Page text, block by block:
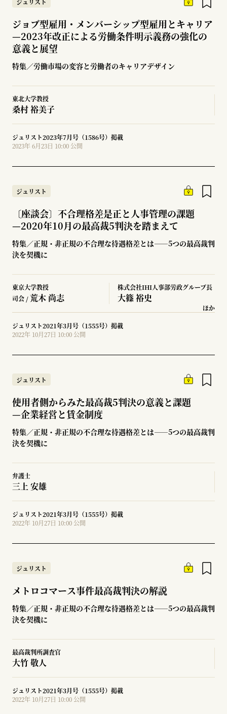
ジョブ型雇用・メンバーシップ型雇用とキャリア
—2023年改正による労働条件明示義務の強化の
意義と展望
特集／労働市場の変容と労働者のキャリアデザイン
東北大学教授
桑村 裕美子
ジュリスト2023年7月号（1586号）掲載
2023年 6月23日 10:00 公開
ジュリスト
〔座談会〕不合理格差是正と人事管理の課題
—2020年10月の最高裁5判決を踏まえて
特集／正規・非正規の不合理な待遇格差とは――5つの最高裁判
決を契機に
東京大学教授
司会 /荒木 尚志
株式会社IHI人事部労政グループ長
大篠 裕史
ほか
ジュリスト2021年3月号（1555号）掲載
2022年 10月27日 10:00 公開
ジュリスト
使用者側からみた最高裁5判決の意義と課題
—企業経営と賃金制度
特集／正規・非正規の不合理な待遇格差とは――5つの最高裁判
決を契機に
弁護士
三上 安雄
ジュリスト2021年3月号（1555号）掲載
2022年 10月27日 10:00 公開
ジュリスト
メトロコマース事件最高裁判決の解説
特集／正規・非正規の不合理な待遇格差とは――5つの最高裁判
決を契機に
最高裁判所調査官
大竹 敬人
ジュリスト2021年3月号（1555号）掲載
2022年 10月27日 10:00 公開